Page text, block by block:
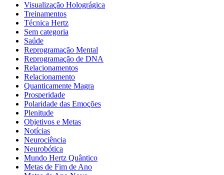
Visualização Holográgica
Treinamentos
Técnica Hertz
Sem categoria
Saúde
Reprogramação Mental
Reprogramação de DNA
Relacionamentos
Relacionamento
Quanticamente Magra
Prosperidade
Polaridade das Emoções
Plenitude
Objetivos e Metas
Notícias
Neurociência
Neurobótica
Mundo Hertz Quântico
Metas de Fim de Ano